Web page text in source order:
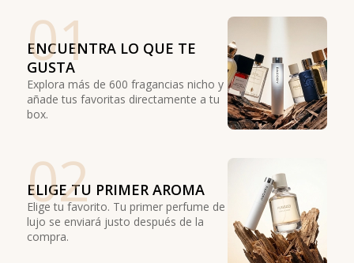
01
ENCUENTRA LO QUE TE
GUSTA
Explora más de 600 fragancias nicho y
añade tus favoritas directamente a tu
box.
02
ELIGE TU PRIMER AROMA
Elige tu favorito. Tu primer perfume de
lujo se enviará justo después de la
compra.